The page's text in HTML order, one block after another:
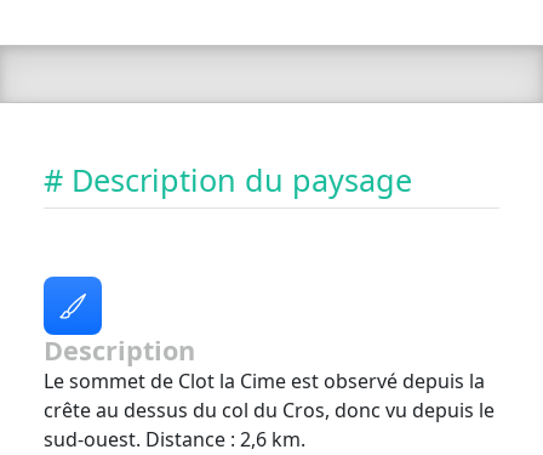
# Description du paysage
Description
Le sommet de Clot la Cime est observé depuis la
crête au dessus du col du Cros, donc vu depuis le
sud-ouest. Distance : 2,6 km.